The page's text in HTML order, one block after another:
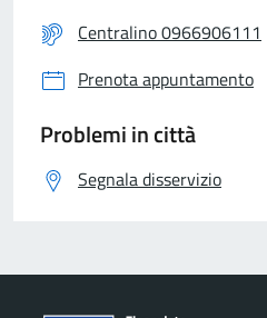
Centralino 0966906111
Prenota appuntamento
Problemi in città
Segnala disservizio